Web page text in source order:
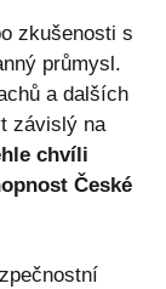
zkušenosti s
průmysl.
a dalších
závislý na
chvíli
České